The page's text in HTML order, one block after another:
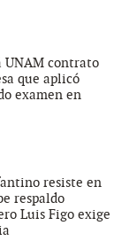
UNAM contrato
que aplicó
examen en
resiste en
respaldo
Luis Figo exige